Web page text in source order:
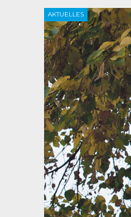
AKTUELLES